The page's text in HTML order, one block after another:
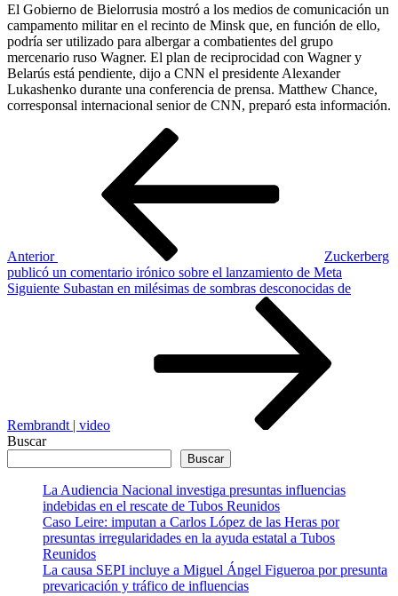
El Gobierno de Bielorrusia mostró a los medios de comunicación un
campamento militar en el recinto de Minsk que, en función de ello,
podría ser utilizado para albergar a combatientes del grupo
mercenario ruso Wagner. El plan de reciprocidad con Wagner y
Belarús está pendiente, dijo a CNN el presidente Alexander
Lukashenko durante una conferencia de prensa. Matthew Chance,
corresponsal internacional senior de CNN, preparó esta información.
Anterior
Zuckerberg
publicó un comentario irónico sobre el lanzamiento de Meta
Siguiente
Siguiente Subastan en milésimas de sombras desconocidas de
Rembrandt | video
Buscar
Buscar
La Audiencia Nacional investiga presuntas influencias
indebidas en el rescate de Tubos Reunidos
Caso Leire: imputan a Carlos López de las Heras por
presuntas irregularidades en la ayuda estatal a Tubos
Reunidos
La causa SEPI incluye a Miguel Ángel Figueroa por presunta
prevaricación y tráfico de influencias